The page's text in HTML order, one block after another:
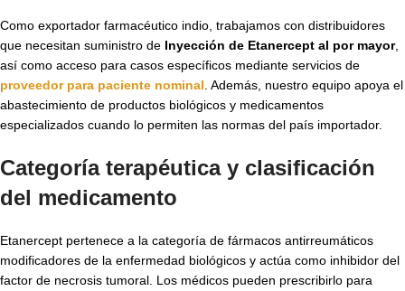
Como exportador farmacéutico indio, trabajamos con distribuidores
que necesitan suministro de Inyección de Etanercept al por mayor,
así como acceso para casos específicos mediante servicios de
proveedor para paciente nominal . Además, nuestro equipo apoya el
abastecimiento de productos biológicos y medicamentos
especializados cuando lo permiten las normas del país importador.
Categoría terapéutica y clasificación
del medicamento
Etanercept pertenece a la categoría de fármacos antirreumáticos
modificadores de la enfermedad biológicos y actúa como inhibidor del
factor de necrosis tumoral. Los médicos pueden prescribirlo para